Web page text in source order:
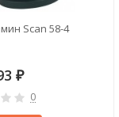
Scan 58-4
₽
0